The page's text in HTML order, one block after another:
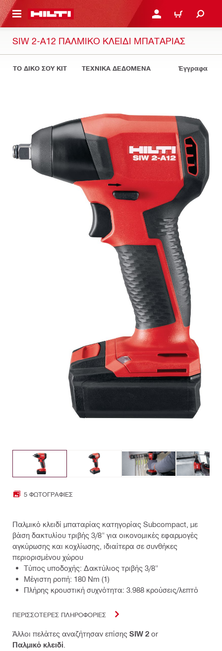
ΕΛΕΓΞΕΙΣ ΤΟ ΠΑΚΕΤΟ ΠΟΥ ΕΧΕΙΣ ΦΤΙΑΞΕΙ ΚΆΝΕ ΣΎΝΔΕΣΗ Ή
ΚΑΛΆΘΙ
SIW 2-A12 ΠΑΛΜΙΚΌ ΚΛΕΙΔΊ ΜΠΑΤΑΡΊΑΣ
ΤΟ ΔΙΚΟ ΣΟΥ KIT ΤΕΧΝΙΚΑ ΔΕΔΟΜΕΝΑ Έγγραφα
5 ΦΩΤΟΓΡΑΦΊΕΣ
Παλμικό κλειδί μπαταρίας κατηγορίας Subcompact, με
βάση δακτυλίου τριβής 3/8" για οικονομικές εφαρμογές
αγκύρωσης και κοχλίωσης, ιδιαίτερα σε συνθήκες
περιορισμένου χώρου
Τύπος υποδοχής: Δακτύλιος τριβής 3/8"
Μέγιστη ροπή: 180 Nm (1)
Πλήρης κρουστική συχνότητα: 3.988 κρούσεις/λεπτό
ΠΕΡΙΣΣΟΤΕΡΕΣ ΠΛΗΡΟΦΟΡΙΕΣ
Άλλοι πελάτες αναζήτησαν επίσης SIW 2 or
Παλμικό κλειδί